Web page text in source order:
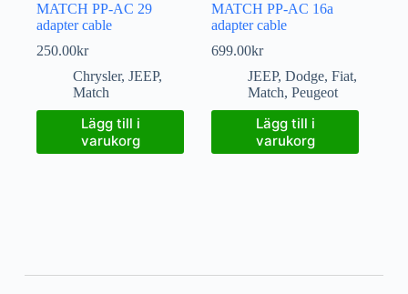
MATCH PP-AC 29
adapter cable
250.00kr
Chrysler, JEEP,
Match
Lägg till i
varukorg
MATCH PP-AC 16a
adapter cable
699.00kr
JEEP,Dodge,Fiat,
Match,Peugeot
Lägg till i
varukorg